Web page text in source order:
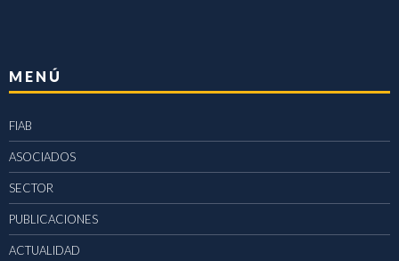
MENÚ
FIAB
ASOCIADOS
SECTOR
PUBLICACIONES
ACTUALIDAD